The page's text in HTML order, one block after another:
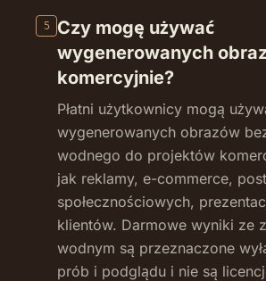
5
Czy mogę używać
wygenerowanych
komercyjnie?
Płatni użytkownicy mogą
wygenerowanych obrazów
wodnego do projektów
jak reklamy, e-commerce,
społecznościowych,
klientów. Darmowe wyniki ze
wodnym są przeznaczone
prób i podglądu i nie są